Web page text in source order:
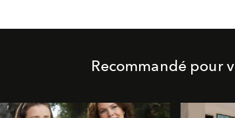
Recommandé pour